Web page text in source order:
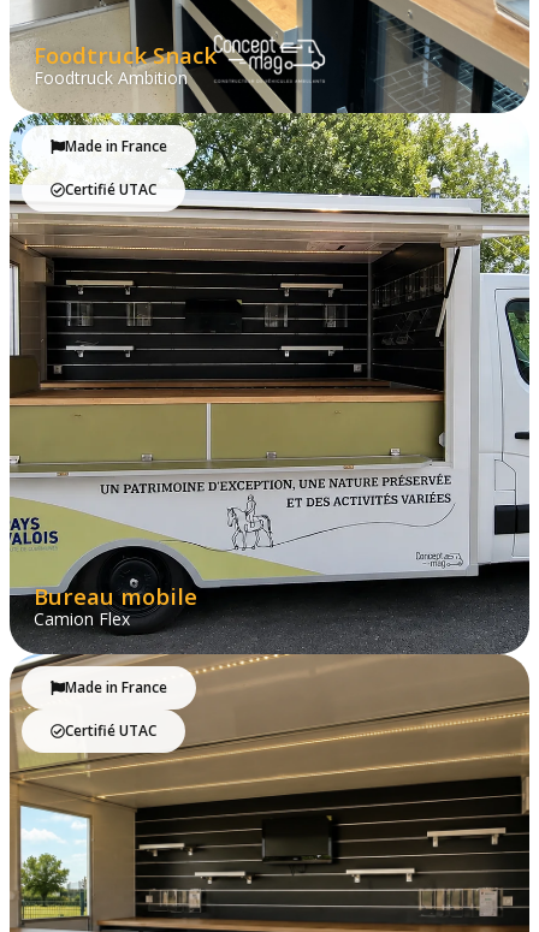
Foodtruck Snack
Foodtruck Ambition
Made in France
Certifié UTAC
Bureau mobile
Camion Flex
Made in France
Certifié UTAC